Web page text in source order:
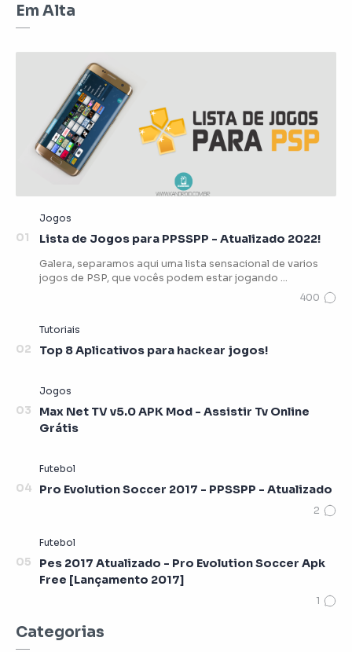
Em Alta
Lista de Jogos para PPSSPP - Atualizado 2022!
Galera, separamos aqui uma lista sensacional de varios
jogos de PSP, que vocês podem estar jogando …
Top 8 Aplicativos para hackear jogos!
Max Net TV v5.0 APK Mod - Assistir Tv Online
Grátis
Pro Evolution Soccer 2017 - PPSSPP - Atualizado
Pes 2017 Atualizado - Pro Evolution Soccer Apk
Free [Lançamento 2017]
Categorias